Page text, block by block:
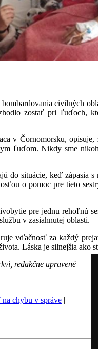
civilných
zostať pri ľuďoch,
v Čornomorsku,
ľuďom. Nikdy sme
do situácie, keď zápasia
o pomoc pre tieto
pre jednu rehoľnú
v zasiahnutej oblasti.
vďačnosť za každý
Láska je silnejšia ako
redakčne upravené
chybu v správe |